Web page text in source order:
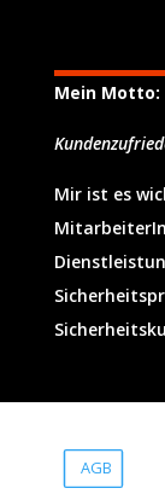
Mein Motto:
Mir ist es
AGB